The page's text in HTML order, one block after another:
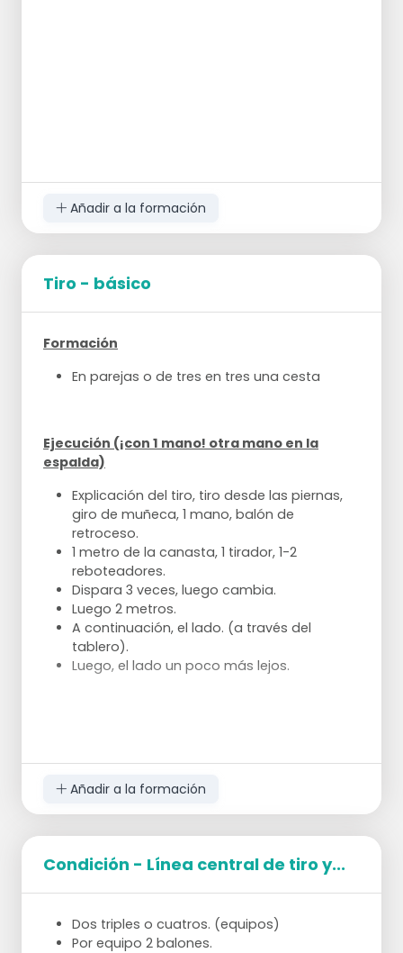
Añadir a la formación
Tiro - básico
Formación
En parejas o de tres en tres una cesta
Ejecución (¡con 1 mano! otra mano en la
espalda)
Explicación del tiro, tiro desde las piernas,
giro de muñeca, 1 mano, balón de
retroceso.
1 metro de la canasta, 1 tirador, 1-2
reboteadores.
Dispara 3 veces, luego cambia.
Luego 2 metros.
A continuación, el lado. (a través del
tablero).
Luego, el lado un poco más lejos.
Añadir a la formación
Condición - Línea central de tiro y...
Dos triples o cuatros. (equipos)
Por equipo 2 balones.